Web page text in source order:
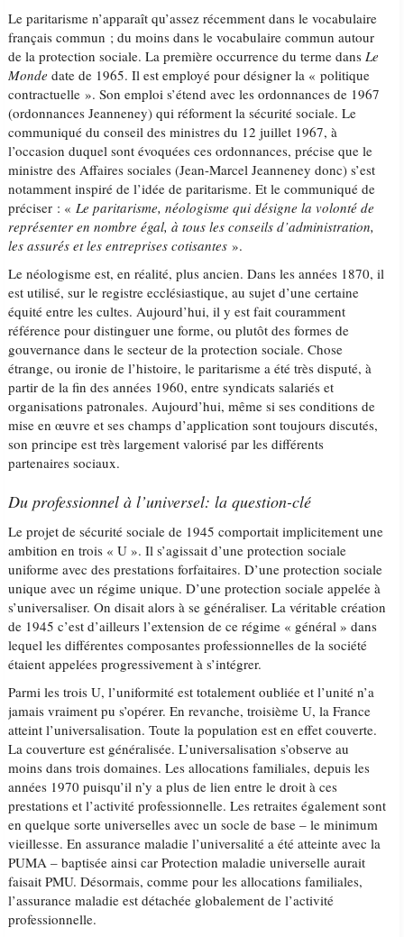
Le paritarisme n’apparaît qu’assez récemment dans le vocabulaire
français commun ; du moins dans le vocabulaire commun autour
de la protection sociale. La première occurrence du terme dansLe
Monde date de 1965. Il est employé pour désigner la « politique
contractuelle ». Son emploi s’étend avec les ordonnances de 1967
(ordonnances Jeanneney) qui réforment la sécurité sociale. Le
communiqué du conseil des ministres du 12 juillet 1967, à
l’occasion duquel sont évoquées ces ordonnances, précise que le
ministre des Affaires sociales (Jean-Marcel Jeanneney donc) s’est
notamment inspiré de l’idée de paritarisme. Et le communiqué de
préciser : «Le paritarisme, néologisme qui désigne la volonté de
représenter en nombre égal, à tous les conseils d’administration,
les assurés et les entreprises cotisantes ».
Le néologisme est, en réalité, plus ancien. Dans les années 1870, il
est utilisé, sur le registre ecclésiastique, au sujet d’une certaine
équité entre les cultes. Aujourd’hui, il y est fait couramment
référence pour distinguer une forme, ou plutôt des formes de
gouvernance dans le secteur de la protection sociale. Chose
étrange, ou ironie de l’histoire, le paritarisme a été très disputé, à
partir de la fin des années 1960, entre syndicats salariés et
organisations patronales. Aujourd’hui, même si ses conditions de
mise en œuvre et ses champs d’application sont toujours discutés,
son principe est très largement valorisé par les différents
partenaires sociaux.
Du professionnel à l’universel: la question-clé
Le projet de sécurité sociale de 1945 comportait implicitement une
ambition en trois « U ». Il s’agissait d’une protection sociale
uniforme avec des prestations forfaitaires. D’une protection sociale
unique avec un régime unique. D’une protection sociale appelée à
s’universaliser. On disait alors à se généraliser. La véritable création
de 1945 c’est d’ailleurs l’extension de ce régime « général » dans
lequel les différentes composantes professionnelles de la société
étaient appelées progressivement à s’intégrer.
Parmi les trois U, l’uniformité est totalement oubliée et l’unité n’a
jamais vraiment pu s’opérer. En revanche, troisième U, la France
atteint l’universalisation. Toute la population est en effet couverte.
La couverture est généralisée. L’universalisation s’observe au
moins dans trois domaines. Les allocations familiales, depuis les
années 1970 puisqu’il n’y a plus de lien entre le droit à ces
prestations et l’activité professionnelle. Les retraites également sont
en quelque sorte universelles avec un socle de base – le minimum
vieillesse. En assurance maladie l’universalité a été atteinte avec la
PUMA – baptisée ainsi car Protection maladie universelle aurait
faisait PMU. Désormais, comme pour les allocations familiales,
l’assurance maladie est détachée globalement de l’activité
professionnelle.